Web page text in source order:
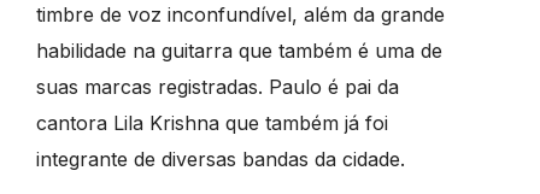
timbre de voz inconfundível, além da grande
habilidade na guitarra que também é uma de
suas marcas registradas. Paulo é pai da
cantora Lila Krishna que também já foi
integrante de diversas bandas da cidade.